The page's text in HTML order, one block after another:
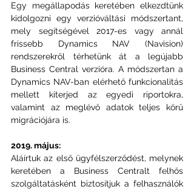
Egy megállapodás keretében elkezdtünk
kidolgozni egy verzióváltási módszertant,
mely segítségével 2017-es vagy annál
frissebb Dynamics NAV (Navision)
rendszerekről térhetünk át a legújabb
Business Central verzióra. A módszertan a
Dynamics NAV-ban elérhető funkcionalitás
mellett kiterjed az egyedi riportokra,
valamint az meglévő adatok teljes körű
migrációjára is.
2019. május:
Aláírtuk az első ügyfélszerződést, melynek
keretében a Business Centralt felhős
szolgáltatásként biztosítjuk a felhasználók